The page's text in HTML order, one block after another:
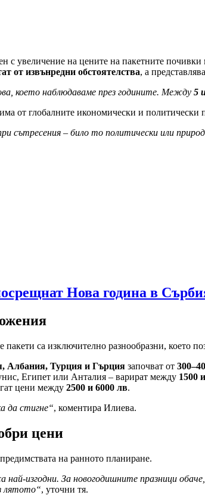
с увеличение на цените на пакетните
от извънредни обстоятелства, а
което наблюдаваме през годините. Между 5
от глобалните икономически и
сътресения – било то политически или
Нова година в
са изключително разнообразни, което
Албания, Турция и Гърция започват от
Египет или Анталия – варират между 1500
цени между 2500 и 6000 лв.
да стигне“, коментира Илиева.
цени
на ранното планиране.
изгодни. За новогодишните празници
лятото“, уточни тя.